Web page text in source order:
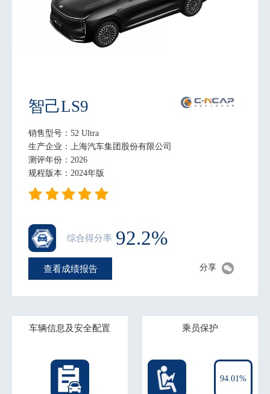
智己LS9
分享
销售型号：52 Ultra
生产企业：上海汽车集团股份有限公司
测评年份：2026
规程版本：2024年版
综合得分率 92.2%
查看成绩报告
车辆信息及安全配置 乘员保护
94.01%